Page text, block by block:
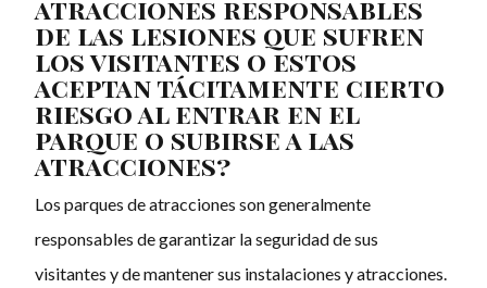
atracciones responsables
de las lesiones que sufren
los visitantes o estos
aceptan tácitamente cierto
riesgo al entrar en el
parque o subirse a las
atracciones?
Los parques de atracciones son generalmente
responsables de garantizar la seguridad de sus
visitantes y de mantener sus instalaciones y atracciones.